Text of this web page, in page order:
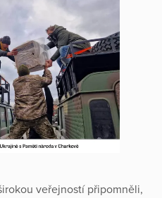
veřejností připomněli,